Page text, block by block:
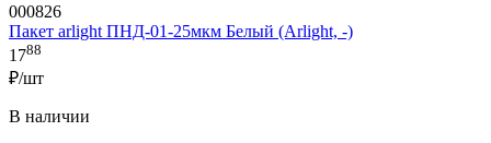
000826
Пакет arlight ПНД-01-25мкм Белый (Arlight, -)
1788
₽/шт
В наличии